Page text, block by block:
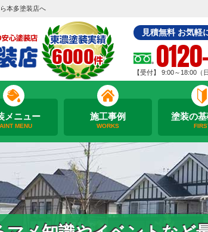
本多塗装店へ
見積無料 お気軽
【受付】 9:00～18:00（
メニュー
MENU
施工事例
WORKS
塗装の